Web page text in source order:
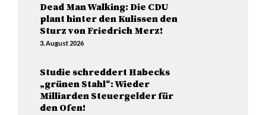
Dead Man Walking: Die CDU
plant hinter den Kulissen den
Sturz von Friedrich Merz!
3. August 2026
Studie schreddert Habecks
„grünen Stahl“: Wieder
Milliarden Steuergelder für
den Ofen!